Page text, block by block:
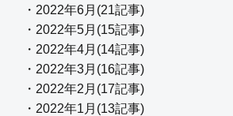
・2022年6月(21記事)
・2022年5月(15記事)
・2022年4月(14記事)
・2022年3月(16記事)
・2022年2月(17記事)
・2022年1月(13記事)